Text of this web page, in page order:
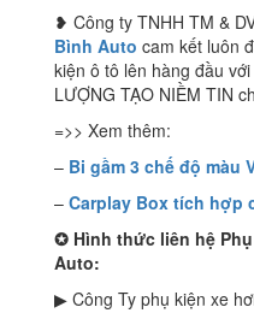
❥ Công ty TNHH TM &
Bình Auto cam kết luôn
kiện ô tô lên hàng đầu
LƯỢNG TẠO NIỀM TIN
=>> Xem thêm:
– Bi gầm 3 chế độ màu
– Carplay Box tích hợp
✪ Hình thức liên hệ
Auto:
▶ Công Ty phụ kiện xe